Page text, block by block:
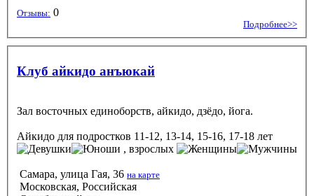
Отзывы: 0
Подробнее>>
Клуб айкидо анъюкай
Зал восточных единоборств, айкидо, дзёдо, йога.
Айкидо для подростков 11-12, 13-14, 15-16, 17-18 лет
, взрослых
Самара, улица Гая, 36 на карте
Московская, Российская